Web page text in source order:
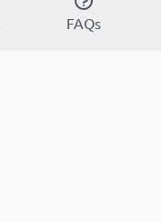
FAQs